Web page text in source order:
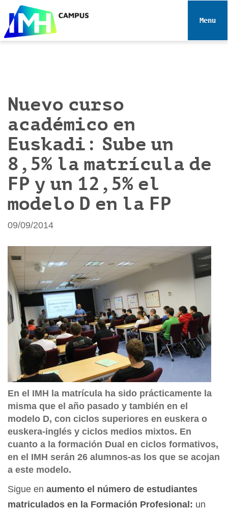
e
Toggle
Nuevo curso
académico en
Euskadi: Sube un
8,5% la matrícula de
FP y un 12,5% el
modelo D en la FP
09/09/2014
En el IMH la matrícula ha sido prácticamente la
misma que el año pasado y también en el
modelo D, con ciclos superiores en euskera o
euskera-inglés y ciclos medios mixtos. En
cuanto a la formación Dual en ciclos formativos,
en el IMH serán 26 alumnos-as los que se acojan
a este modelo.
Sigue en aumento el número de estudiantes
matriculados en la Formación Profesional: un